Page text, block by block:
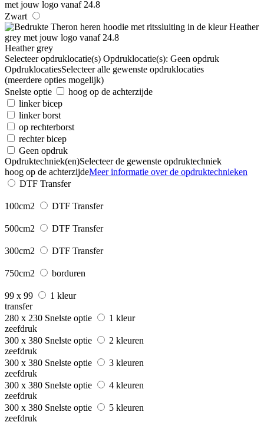
Zwart
Heather grey
Selecteer opdruklocatie(s) Opdruklocatie(s): Geen opdruk
OpdruklocatiesSelecteer alle gewenste opdruklocaties
(meerdere opties mogelijk)
Snelste optie
hoog op de achterzijde
linker bicep
linker borst
op rechterborst
rechter bicep
Geen opdruk
Opdruktechniek(en)Selecteer de gewenste opdruktechniek
hoog op de achterzijdeMeer informatie over de opdruktechnieken
DTF Transfer
100cm2 DTF Transfer
500cm2 DTF Transfer
300cm2 DTF Transfer
750cm2 borduren
99 x 99
1 kleur
transfer
280 x 230 Snelste optie
1 kleur
zeefdruk
300 x 380 Snelste optie
2 kleuren
zeefdruk
300 x 380 Snelste optie
3 kleuren
zeefdruk
300 x 380 Snelste optie
4 kleuren
zeefdruk
300 x 380 Snelste optie
5 kleuren
zeefdruk